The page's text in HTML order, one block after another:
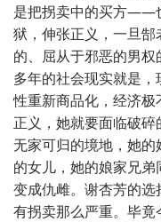
是把拐卖中的买方――
狱，伸张正义，一旦
的、屈从于邪恶的男
多年的社会现实就是
性重新商品化，经济
正义，她就要面临破碎
无家可归的境地，她
的女儿，她的娘家兄
变成仇雌。谢杏芳的
有拐卖那么严重。毕